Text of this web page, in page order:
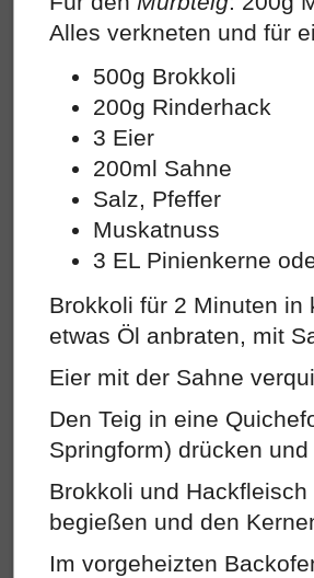
Alles verkneten und für
500g Brokkoli
200g Rinderhack
3 Eier
200ml Sahne
Salz, Pfeffer
Muskatnuss
3 EL Pinienkerne
Brokkoli für 2 Minuten in
etwas Öl anbraten, mit
Eier mit der Sahne
Den Teig in eine
Springform) drücken
Brokkoli und
begießen und den
Im vorgeheizten